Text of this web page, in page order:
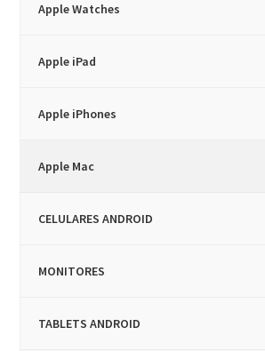
Apple Watches
Apple iPad
Apple iPhones
Apple Mac
CELULARES ANDROID
MONITORES
TABLETS ANDROID